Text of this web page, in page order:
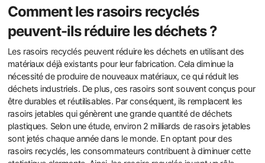
Comment les rasoirs recyclés
peuvent-ils réduire les déchets ?
Les rasoirs recyclés peuvent réduire les déchets en utilisant des
matériaux déjà existants pour leur fabrication. Cela diminue la
nécessité de produire de nouveaux matériaux, ce qui réduit les
déchets industriels. De plus, ces rasoirs sont souvent conçus pour
être durables et réutilisables. Par conséquent, ils remplacent les
rasoirs jetables qui génèrent une grande quantité de déchets
plastiques. Selon une étude, environ 2 milliards de rasoirs jetables
sont jetés chaque année dans le monde. En optant pour des
rasoirs recyclés, les consommateurs contribuent à diminuer cette